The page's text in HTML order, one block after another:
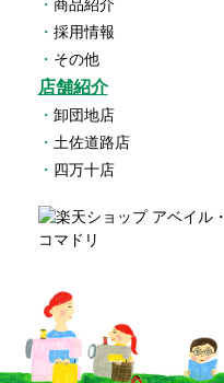
・ 商品紹介
・ 採用情報
・ その他
店舗紹介
・ 卸団地店
・ 土佐道路店
・ 四万十店